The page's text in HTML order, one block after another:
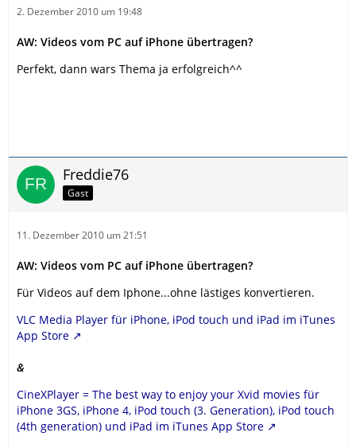
2. Dezember 2010 um 19:48
AW: Videos vom PC auf iPhone übertragen?
Perfekt, dann wars Thema ja erfolgreich^^
Freddie76
Gast
11. Dezember 2010 um 21:51
AW: Videos vom PC auf iPhone übertragen?
Für Videos auf dem Iphone...ohne lästiges konvertieren.
VLC Media Player für iPhone, iPod touch und iPad im iTunes
App Store
&
CineXPlayer = The best way to enjoy your Xvid movies für
iPhone 3GS, iPhone 4, iPod touch (3. Generation), iPod touch
(4th generation) und iPad im iTunes App Store